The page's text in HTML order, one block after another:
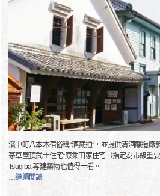
濱中町八本木宿俗稱“酒藏通”，並提供清酒釀造廠
茅草屋頂武士住宅“原乘田家住宅（指定為市級重
Tsugiba 等建築物也值得一看。
…繼續閱讀